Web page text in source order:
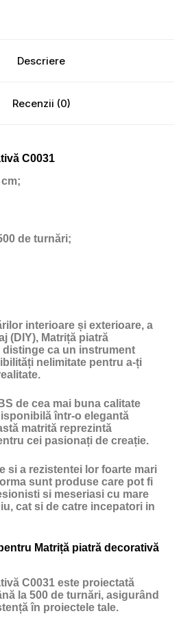
Descriere
Recenzii (0)
C0031
cm;
de turnări;
interioare și exterioare, a
(DIY), Matriță piatră
distinge ca un instrument
nelimitate pentru a-ți
de cea mai buna calitate
într-o elegantă
matrită reprezintă
cei pasionați de creație.
si a rezistentei lor foarte mari
sunt produse care pot fi
si meseriasi cu mare
cat si de catre incepatori in
Matriță piatră decorativă
C0031 este proiectată
la 500 de turnări, asigurând
în proiectele tale.